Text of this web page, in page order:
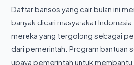
Daftar bansos yang cair bulan ini
banyak dicari masyarakat
mereka yang tergolong sebagai
dari pemerintah. Program bantuan
upaya pemerintah untuk